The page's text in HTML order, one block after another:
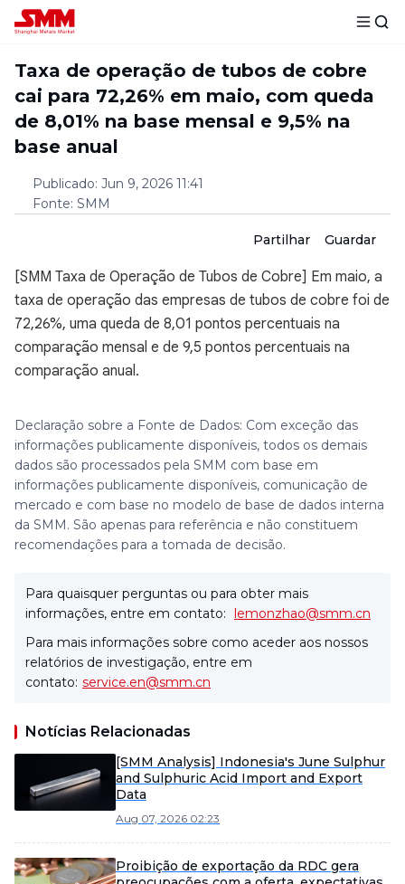
Taxa de operação de tubos de cobre
cai para 72,26% em maio, com queda
de 8,01% na base mensal e 9,5% na
base anual
Publicado: Jun 9, 2026 11:41
Fonte: SMM
Partilhar Guardar
[SMM Taxa de Operação de Tubos de Cobre] Em maio, a
taxa de operação das empresas de tubos de cobre foi de
72,26%, uma queda de 8,01 pontos percentuais na
comparação mensal e de 9,5 pontos percentuais na
comparação anual.
Declaração sobre a Fonte de Dados: Com exceção das
informações publicamente disponíveis, todos os demais
dados são processados pela SMM com base em
informações publicamente disponíveis, comunicação de
mercado e com base no modelo de base de dados interna
da SMM. São apenas para referência e não constituem
recomendações para a tomada de decisão.
Para quaisquer perguntas ou para obter mais
informações, entre em contato: lemonzhao@smm.cn
Para mais informações sobre como aceder aos nossos
relatórios de investigação, entre em
contato: service.en@smm.cn
Notícias Relacionadas
[SMM Analysis] Indonesia's June Sulphur
and Sulphuric Acid Import and Export
Data
Aug 07, 2026 02:23
Proibição de exportação da RDC gera